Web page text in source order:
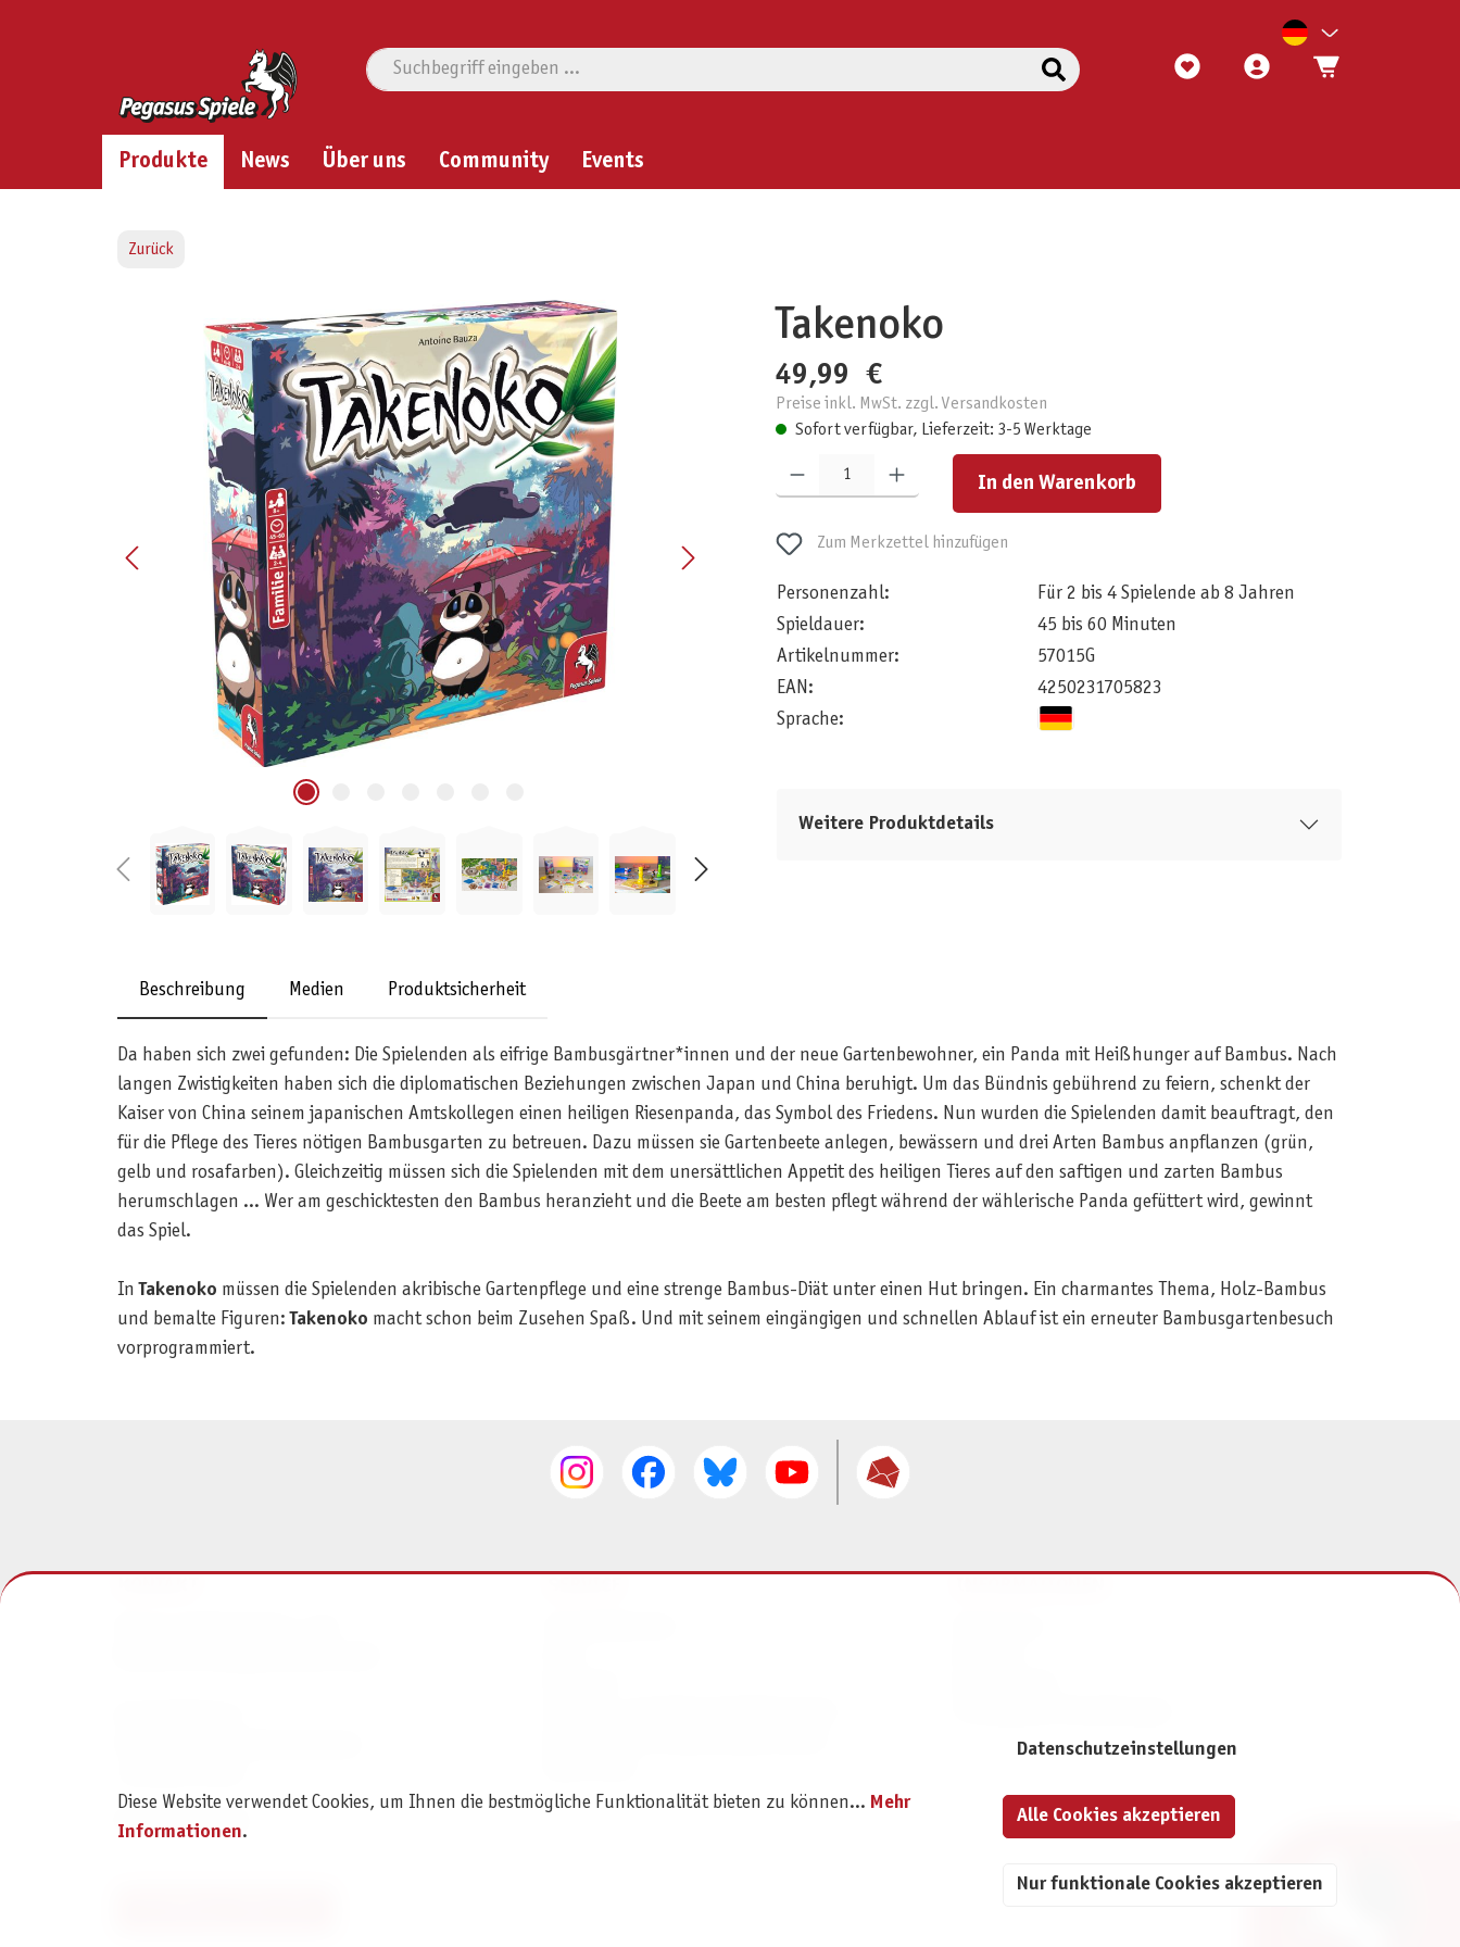
Produkte News Über uns Community Events
Zurück
Bildergalerie überspringen Takenoko
49,99 €
Preise inkl. MwSt. zzgl. Versandkosten
Sofort verfügbar, Lieferzeit: 3-5 Werktage
Produkt Anzahl: Gib den gewünschten Wert ein oder benutze die Schaltflächen um die Anzahl zu erhöhen oder zu reduzieren.
In den Warenkorb
Zum Merkzettel hinzufügen
Personenzahl:
Für 2 bis 4 Spielende ab 8 Jahren
Spieldauer:
45 bis 60 Minuten
Artikelnummer:
57015G
EAN:
4250231705823
Sprache:
Weitere Produktdetails
Beschreibung Medien Produktsicherheit
Da haben sich zwei gefunden: Die Spielenden als eifrige Bambusgärtner*innen und der neue Gartenbewohner, ein Panda mit Heißhunger auf Bambus. Nach
langen Zwistigkeiten haben sich die diplomatischen Beziehungen zwischen Japan und China beruhigt. Um das Bündnis gebührend zu feiern, schenkt der
Kaiser von China seinem japanischen Amtskollegen einen heiligen Riesenpanda, das Symbol des Friedens. Nun wurden die Spielenden damit beauftragt, den
für die Pflege des Tieres nötigen Bambusgarten zu betreuen. Dazu müssen sie Gartenbeete anlegen, bewässern und drei Arten Bambus anpflanzen (grün,
gelb und rosafarben). Gleichzeitig müssen sich die Spielenden mit dem unersättlichen Appetit des heiligen Tieres auf den saftigen und zarten Bambus
herumschlagen ... Wer am geschicktesten den Bambus heranzieht und die Beete am besten pflegt während der wählerische Panda gefüttert wird, gewinnt
das Spiel.
InTakenoko müssen die Spielenden akribische Gartenpflege und eine strenge Bambus-Diät unter einen Hut bringen. Ein charmantes Thema, Holz-Bambus
und bemalte Figuren:Takenoko macht schon beim Zusehen Spaß. Und mit seinem eingängigen und schnellen Ablauf ist ein erneuter Bambusgartenbesuch
vorprogrammiert.
Kontaktformular
Diese Website verwendet Cookies, um Ihnen die bestmögliche Funktionalität bieten zu können... Mehr
Informationen.
Datenschutzeinstellungen
Nur funktionale Cookies akzeptieren
Alle Cookies akzeptieren